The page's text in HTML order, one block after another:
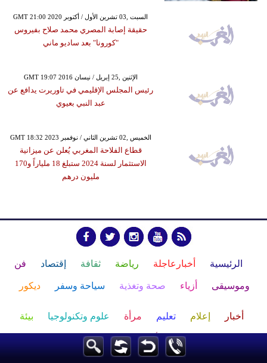
GMT 21:00 2020 السبت ,03 تشرين الأول / أكتوبر
حقيقة إصابة المصري محمد صلاح بفيروس
"كورونا" بعد ساديو ماني
GMT 19:07 2016 الإثنين ,25 إبريل / نيسان
رئيس المجلس الإقليمي في تاوريرت يدافع عن
عبد النبي بعيوي
GMT 18:32 2023 الخميس ,02 تشرين الثاني / نوفمبر
قطاع الفلاحة المغربي يُعلن عن ميزانية
الاستثمار لسنة 2024 ستبلغ 18 ملياراً و170
مليون درهم
الرئيسية أخبارعاجلة رياضة ثقافة إقتصاد فن
وموسيقى أزياء صحة وتغذية سياحة وسفر ديكور
أخبار إعلام تعليم مرأة علوم وتكنولوجيا بيئة
مدونات أبراج فيديو سيارات